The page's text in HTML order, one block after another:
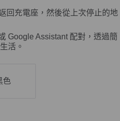
回充電座，然後從上次停止的地
Google Assistant 配對，透過簡
活。
色